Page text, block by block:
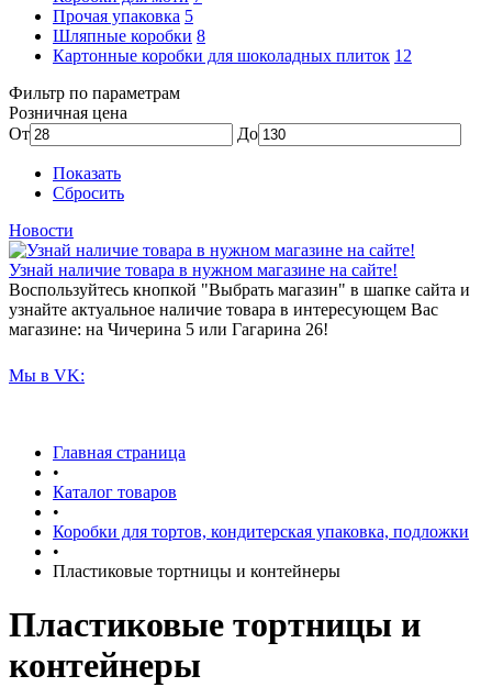
Прочая упаковка 5
Шляпные коробки 8
Картонные коробки для шоколадных плиток 12
Фильтр по параметрам
Розничная цена
От
До
Показать
Сбросить
Новости
Узнай наличие товара в нужном магазине на сайте!
Воспользуйтесь кнопкой "Выбрать магазин" в шапке сайта и
узнайте актуальное наличие товара в интересующем Вас
магазине: на Чичерина 5 или Гагарина 26!
Мы в VK:
Главная страница
•
Каталог товаров
•
Коробки для тортов, кондитерская упаковка, подложки
•
Пластиковые тортницы и контейнеры
Пластиковые тортницы и
контейнеры